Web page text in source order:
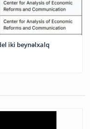
iki beynəlxalq